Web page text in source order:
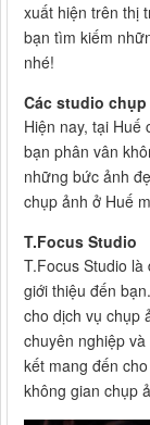
xuất hiện trên thị
bạn tìm kiếm
nhé!
Các studio
Hiện nay, tại Huế
bạn phân vân
những bức ảnh
chụp ảnh ở Huế
T.Focus Studio
T.Focus Studio
giới thiệu đến
cho dịch vụ chụp
chuyên nghiệp
kết mang đến
không gian chụp